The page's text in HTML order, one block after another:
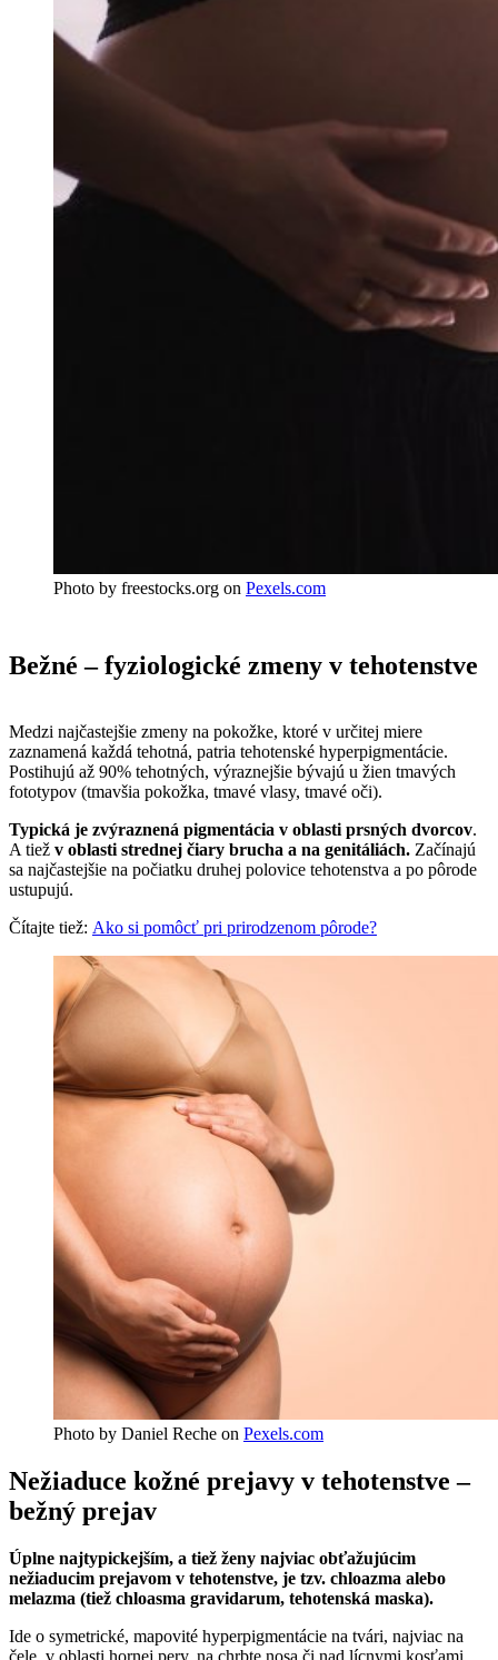
Photo by freestocks.org on Pexels.com
Bežné – fyziologické zmeny v tehotenstve
Medzi najčastejšie zmeny na pokožke, ktoré v určitej miere
zaznamená každá tehotná, patria tehotenské hyperpigmentácie.
Postihujú až 90% tehotných, výraznejšie bývajú u žien tmavých
fototypov (tmavšia pokožka, tmavé vlasy, tmavé oči).
Typická je zvýraznená pigmentácia v oblasti prsných dvorcov.
A tiež v oblasti strednej čiary brucha a na genitáliách. Začínajú
sa najčastejšie na počiatku druhej polovice tehotenstva a po pôrode
ustupujú.
Čítajte tiež: Ako si pomôcť pri prirodzenom pôrode?
Photo by Daniel Reche on Pexels.com
Nežiaduce kožné prejavy v tehotenstve –
bežný prejav
Úplne najtypickejším, a tiež ženy najviac obťažujúcim
nežiaducim prejavom v tehotenstve, je tzv. chloazma alebo
melazma (tiež chloasma gravidarum, tehotenská maska).
Ide o symetrické, mapovité hyperpigmentácie na tvári, najviac na